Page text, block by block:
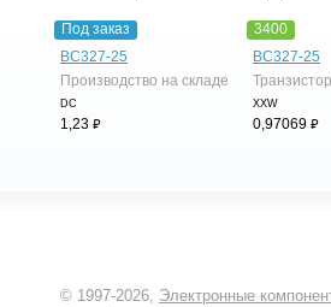
Под заказ
BC327-25
Производство на складе
DC
1,23 ⃏
3400
BC327-25
XXW
0,97069 ⃏
© 1997-2026, Электронные